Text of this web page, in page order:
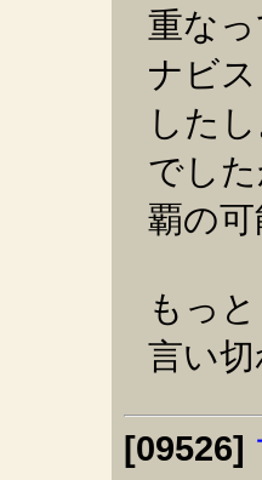
重な
ナビ
した
でし
覇の
もっ
言い
[09526]